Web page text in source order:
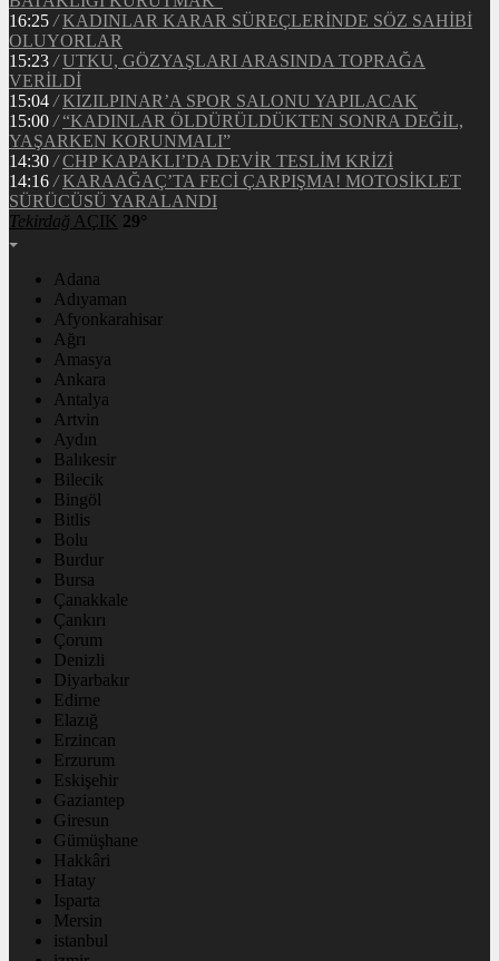
16:25 / KADINLAR KARAR SÜREÇLERİNDE SÖZ SAHİBİ
OLUYORLAR
15:23 / UTKU, GÖZYAŞLARI ARASINDA TOPRAĞA
VERİLDİ
15:04 / KIZILPINAR’A SPOR SALONU YAPILACAK
15:00 / “KADINLAR ÖLDÜRÜLDÜKTEN SONRA DEĞİL,
YAŞARKEN KORUNMALI”
14:30 / CHP KAPAKLI’DA DEVİR TESLİM KRİZİ
14:16 / KARAAĞAÇ’TA FECİ ÇARPIŞMA! MOTOSİKLET
SÜRÜCÜSÜ YARALANDI
Tekirdağ AÇIK 29°
Adana
Adıyaman
Afyonkarahisar
Ağrı
Amasya
Ankara
Antalya
Artvin
Aydın
Balıkesir
Bilecik
Bingöl
Bitlis
Bolu
Burdur
Bursa
Çanakkale
Çankırı
Çorum
Denizli
Diyarbakır
Edirne
Elazığ
Erzincan
Erzurum
Eskişehir
Gaziantep
Giresun
Gümüşhane
Hakkâri
Hatay
Isparta
Mersin
istanbul